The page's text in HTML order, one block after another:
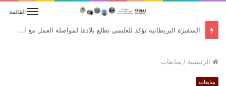
القائمة
السفيرة البريطانية تؤكد للعليمي تطلع بلادها لمواصلة العمل مع الحكومة اليمنية لتعزيز جهود السلام والاستقرار
الرئيسية / متابعات
متابعات